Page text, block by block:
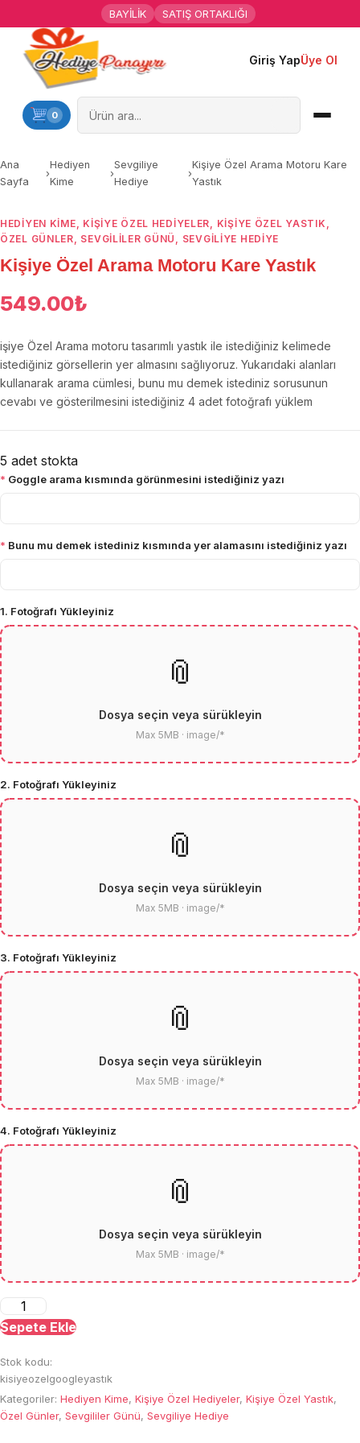
BAYİLİK SATIŞ ORTAKLIĞI
Giriş YapÜye Ol
0
Ana Sayfa
Kişiye Özel Hediyeler
Mesleklere Özel Hediyeler
Özel Günler
Öğrenci Motivasyon Hediyeleri
Yaka Rozeti
Farklı Hediyeler
Ana
Sayfa
›
Hediyen
Kime
›
Sevgiliye
Hediye
›
Kişiye Özel Arama Motoru Kare
Yastık
HEDIYEN KIME, KIŞIYE ÖZEL HEDIYELER, KIŞIYE ÖZEL YASTIK ,
ÖZEL GÜNLER, SEVGILILER GÜNÜ , SEVGILIYE HEDIYE
Kişiye Özel Arama Motoru Kare Yastık
549.00₺
işiye Özel Arama motoru tasarımlı yastık ile istediğiniz kelimede
istediğiniz görsellerin yer almasını sağlıyoruz. Yukarıdaki alanları
kullanarak arama cümlesi, bunu mu demek istediniz sorusunun
cevabı ve gösterilmesini istediğiniz 4 adet fotoğrafı yüklem
5 adet stokta
* Goggle arama kısmında görünmesini istediğiniz yazı
* Bunu mu demek istediniz kısmında yer alamasını istediğiniz yazı
1. Fotoğrafı Yükleyiniz
📎
Dosya seçin veya sürükleyin
Max 5MB · image/*
2. Fotoğrafı Yükleyiniz
📎
Dosya seçin veya sürükleyin
Max 5MB · image/*
3. Fotoğrafı Yükleyiniz
📎
Dosya seçin veya sürükleyin
Max 5MB · image/*
4. Fotoğrafı Yükleyiniz
📎
Dosya seçin veya sürükleyin
Max 5MB · image/*
Kişiye
Özel
Motoru
Kare
Yastık
Sepete Ekle
Stok kodu:
kisiyeozelgoogleyastık
Kategoriler: Hediyen Kime, Kişiye Özel Hediyeler, Kişiye Özel Yastık,
Özel Günler, Sevgililer Günü, Sevgiliye Hediye